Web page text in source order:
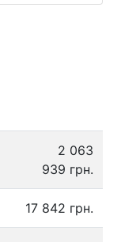
2 063
939 грн.
17 842 грн.